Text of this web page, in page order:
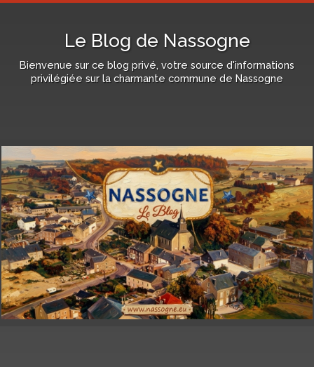
Le Blog de Nassogne
Bienvenue sur ce blog privé, votre source d'informations
privilégiée sur la charmante commune de Nassogne